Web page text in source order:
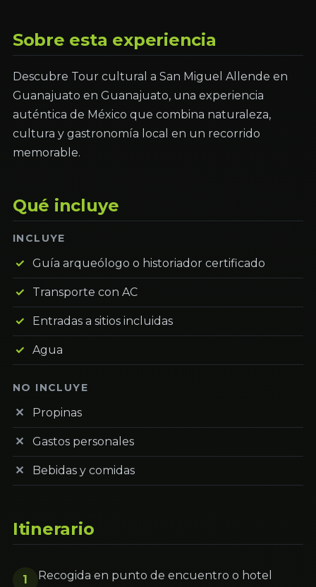
Sobre esta experiencia
Descubre Tour cultural a San Miguel Allende en
Guanajuato en Guanajuato, una experiencia
auténtica de México que combina naturaleza,
cultura y gastronomía local en un recorrido
memorable.
Qué incluye
INCLUYE
Guía arqueólogo o historiador certificado
Transporte con AC
Entradas a sitios incluidas
Agua
NO INCLUYE
Propinas
Gastos personales
Bebidas y comidas
Itinerario
1 Recogida en punto de encuentro o hotel